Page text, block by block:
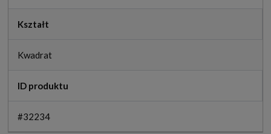
Kształt
Kwadrat
ID produktu
#32234